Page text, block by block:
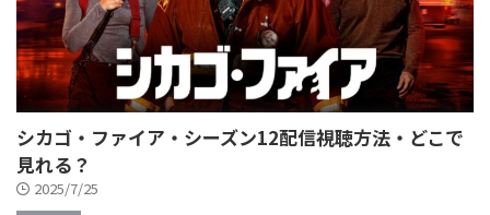
シカゴ・ファイア・シーズン12配信視聴方法・どこで
見れる？
2025/7/25